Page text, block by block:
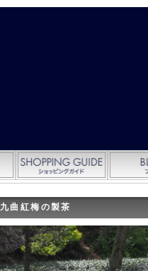
九曲紅梅の製茶